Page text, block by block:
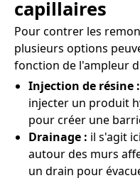
capillaires
Pour contrer les
plusieurs options
fonction de l'ampleur
Injection de résine :
injecter un produit
pour créer une
Drainage : il s'agit
autour des murs
un drain pour